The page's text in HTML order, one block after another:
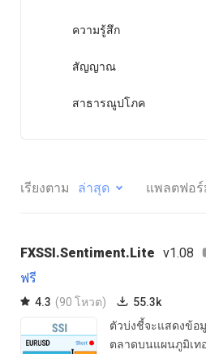
ความรู้สึก
สัญญาณ
สาธารณูปโภค
เรียงตาม ล่าสุด แพลตฟอร์
FXSSI.Sentiment.Lite v1.08
ฟรี
4.3 (90 โหวต)
55.3k
ตัวบ่งชี้จะแสดงข้อ
ตลาดบนแผนภูมิเท